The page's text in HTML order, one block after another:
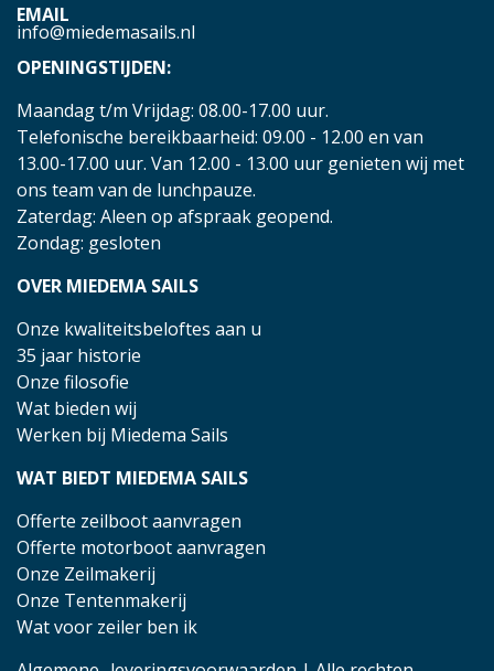
EMAIL
info@miedemasails.nl
OPENINGSTIJDEN:
Maandag t/m Vrijdag: 08.00-17.00 uur.
Telefonische bereikbaarheid: 09.00 - 12.00 en van
13.00-17.00 uur. Van 12.00 - 13.00 uur genieten wij met
ons team van de lunchpauze.
Zaterdag: Aleen op afspraak geopend.
Zondag: gesloten
OVER MIEDEMA SAILS
Onze kwaliteitsbeloftes aan u
35 jaar historie
Onze filosofie
Wat bieden wij
Werken bij Miedema Sails
WAT BIEDT MIEDEMA SAILS
Offerte zeilboot aanvragen
Offerte motorboot aanvragen
Onze Zeilmakerij
Onze Tentenmakerij
Wat voor zeiler ben ik